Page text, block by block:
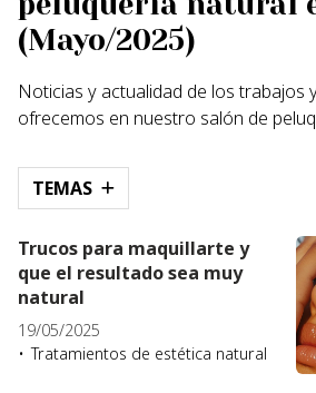
(Mayo/2025)
Noticias y actualidad de los trabajos
ofrecemos en nuestro salón de
TEMAS
Trucos para maquillarte y
que el resultado sea muy
natural
19/05/2025
Tratamientos de estética natural